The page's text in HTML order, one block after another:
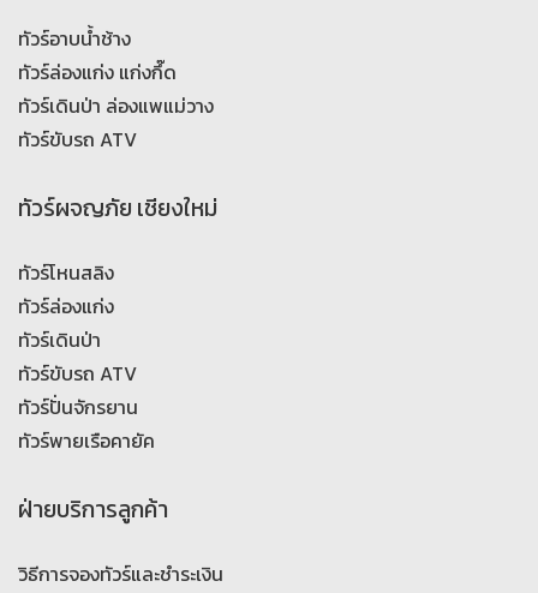
ทัวร์อาบน้ำช้าง
ทัวร์ล่องแก่ง แก่งกึ๊ด
ทัวร์เดินป่า ล่องแพแม่วาง
ทัวร์ขับรถ ATV
ทัวร์ผจญภัย เชียงใหม่
ทัวร์โหนสลิง
ทัวร์ล่องแก่ง
ทัวร์เดินป่า
ทัวร์ขับรถ ATV
ทัวร์ปั่นจักรยาน
ทัวร์พายเรือคายัค
ฝ่ายบริการลูกค้า
วิธีการจองทัวร์และชำระเงิน